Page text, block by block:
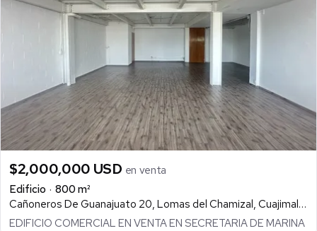
$2,000,000 USD en venta
Edificio
800 m²
Cañoneros De Guanajuato 20, Lomas del Chamizal, Cuajimalpa de Morelos
EDIFICIO COMERCIAL EN VENTA EN SECRETARIA DE MARINA